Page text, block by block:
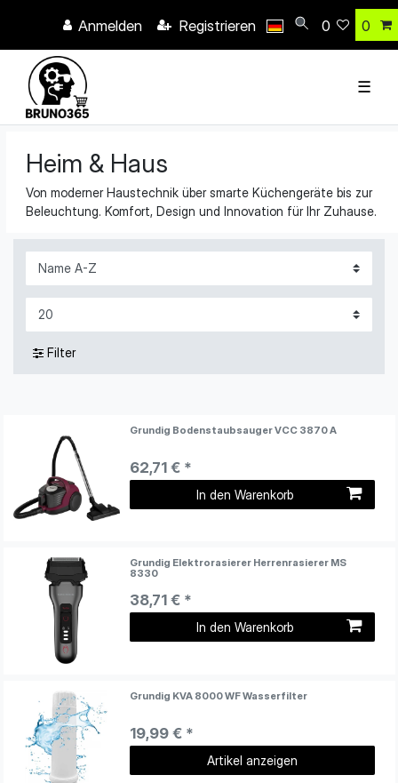
Anmelden Registrieren 0 0
☰
Heim & Haus
Von moderner Haustechnik über smarte Küchengeräte bis zur
Beleuchtung. Komfort, Design und Innovation für Ihr Zuhause.
Filter
Grundig Bodenstaubsauger VCC 3870 A
62,71 € *
In den Warenkorb
Grundig Elektrorasierer Herrenrasierer MS
8330
38,71 € *
In den Warenkorb
Grundig KVA 8000 WF Wasserfilter
19,99 € *
Artikel anzeigen